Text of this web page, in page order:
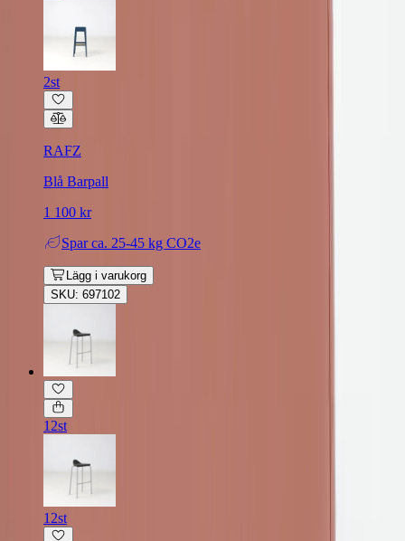
2st
RAFZ
Blå Barpall
1 100 kr
Spar ca. 25-45 kg CO2e
Lägg i varukorg
SKU: 697102
12st
12st